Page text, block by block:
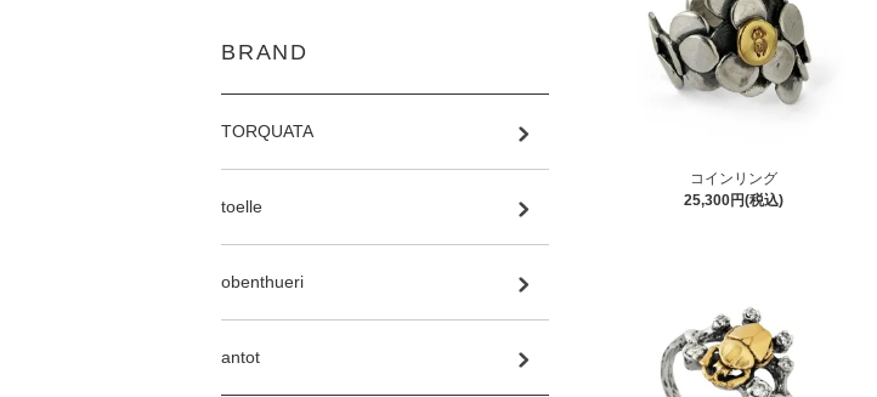
コインリング
25,300円(税込)
BRAND
TORQUATA
toelle
obenthueri
antot